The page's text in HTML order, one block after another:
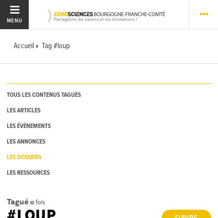
MENU
Accueil Tag #loup
TOUS LES CONTENUS TAGUÉS
LES ARTICLES
LES ÉVÉNEMENTS
LES ANNONCES
LES DOSSIERS
LES RESSOURCES
Tagué 0fois